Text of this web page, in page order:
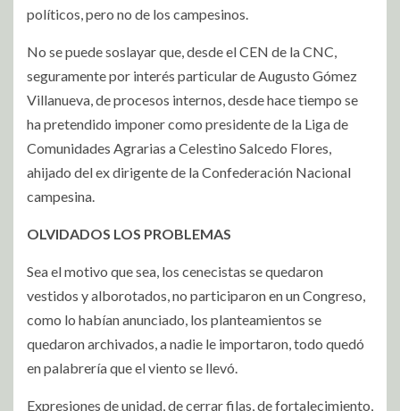
políticos, pero no de los campesinos.
No se puede soslayar que, desde el CEN de la CNC,
seguramente por interés particular de Augusto Gómez
Villanueva, de procesos internos, desde hace tiempo se
ha pretendido imponer como presidente de la Liga de
Comunidades Agrarias a Celestino Salcedo Flores,
ahijado del ex dirigente de la Confederación Nacional
campesina.
OLVIDADOS LOS PROBLEMAS
Sea el motivo que sea, los cenecistas se quedaron
vestidos y alborotados, no participaron en un Congreso,
como lo habían anunciado, los planteamientos se
quedaron archivados, a nadie le importaron, todo quedó
en palabrería que el viento se llevó.
Expresiones de unidad, de cerrar filas, de fortalecimiento,